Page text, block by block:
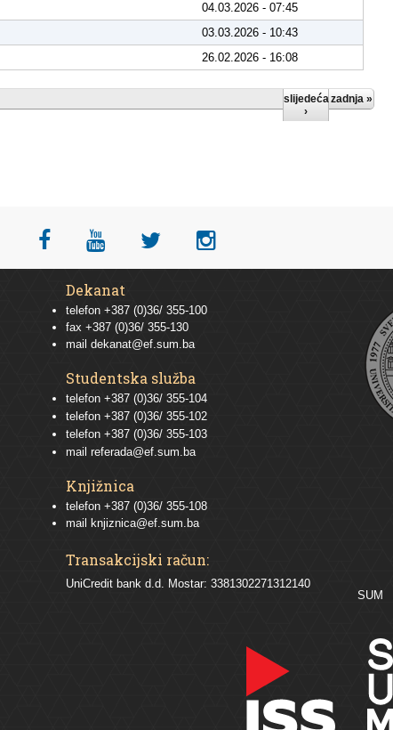
04.03.2026 - 07:45
03.03.2026 - 10:43
26.02.2026 - 16:08
slijedeća
›
zadnja »
Dekanat
telefon +387 (0)36/ 355-100
fax +387 (0)36/ 355-130
mail dekanat@ef.sum.ba
Studentska služba
telefon +387 (0)36/ 355-104
telefon +387 (0)36/ 355-102
telefon +387 (0)36/ 355-103
mail referada@ef.sum.ba
Knjižnica
telefon +387 (0)36/ 355-108
mail
knjiznica@ef.sum.ba
Transakcijski račun:
UniCredit bank d.d. Mostar: 3381302271312140
SUM